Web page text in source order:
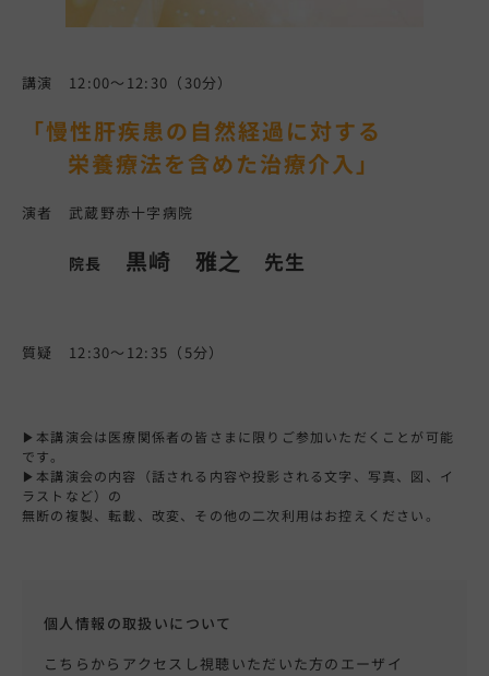
講演 12:00～12:30（30分）
「慢性肝疾患の自然経過に対する
栄養療法を含めた治療介入」
演者 武蔵野赤十字病院
院長 黒崎 雅之 先生
質疑 12:30～12:35（5分）
▶本講演会は医療関係者の皆さまに限りご参加いただくことが可能
です。
▶本講演会の内容（話される内容や投影される文字、写真、図、イ
ラストなど）の
無断の複製、転載、改変、その他の二次利用はお控えください。
個人情報の取扱いについて
こちらからアクセスし視聴いただいた方のエーザイ